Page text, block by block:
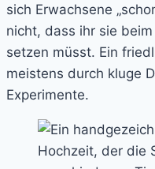
sich Erwachsene
nicht, dass ihr sie
setzen müsst. Ein
meistens durch kluge
Experimente.